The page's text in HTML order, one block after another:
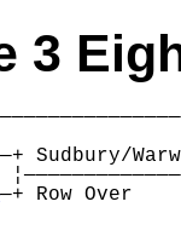
3
Sudbury/
—+